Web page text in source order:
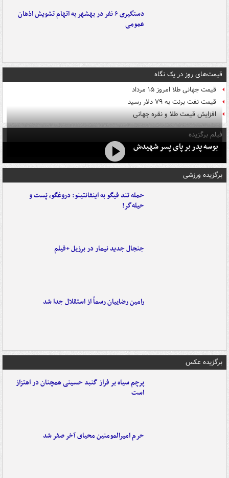
دستگیری ۶ نفر در بهشهر به اتهام تشویش اذهان
عمومی
قیمت‌های روز در یک نگاه
قیمت جهانی طلا امروز ۱۵ مرداد
قیمت نفت برنت به ۷۹ دلار رسید
افزایش قیمت طلا و نقره جهانی
فیلم برگزیده
بوسه‌ پدر بر پای پسر شهیدش
برگزیده ورزشی
حمله تند فیگو به اینفانتینو: دروغگو، پَست‌ و
حیله‌گر!
جنجال جدید نیمار در برزیل +فیلم
رامین رضاییان رسماً از استقلال جدا شد
برگزیده عکس
پرچم سیاه بر فراز گنبد حسینی همچنان در اهتزاز
است
حرم امیرالمومنین محیای آخر صفر شد